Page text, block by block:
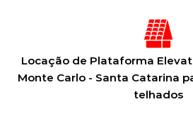
Locação de Plataforma
Monte Carlo - Santa Catarina
telhados